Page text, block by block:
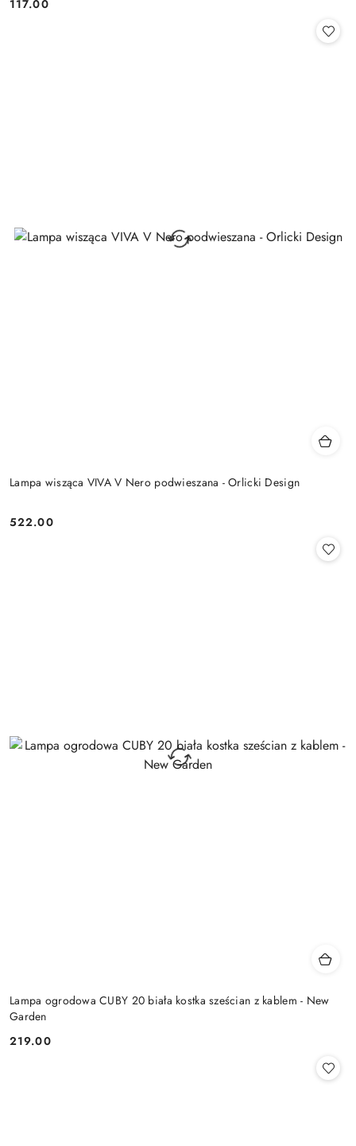
Cena:
117.00
Lampa wisząca VIVA V Nero podwieszana - Orlicki Design
Cena:
522.00
Lampa ogrodowa CUBY 20 biała kostka sześcian z kablem - New
Garden
Cena:
219.00